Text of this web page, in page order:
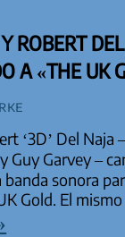
ROBERT
A «THE UK
‘3D’ Del Naja
Guy Garvey –
sonora
Gold. El